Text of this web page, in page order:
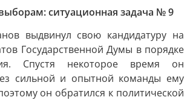
ситуационная задача № 9
выдвинул свою кандидатуру на
Государственной Думы в порядке
Спустя некоторое время он
сильной и опытной команды ему
он обратился к политической